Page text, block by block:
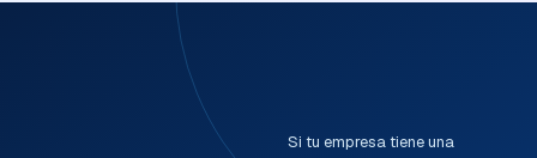
Si tu empresa tiene una